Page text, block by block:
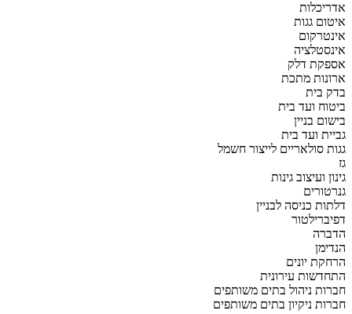
אדריכלות
איטום גגות
אינטרקום
אינסטלציה
אספקת דלק
ארונות מתכת
בדק בית
ביטוח ועד בית
בישום בניין
גביית ועד בית
גגות סולאריים לייצור חשמל
גז
גינון ועיצוב גינות
גנרטורים
דלתות כניסה לבניין
דפיברילטור
הדברה
הנדימן
הרחקת יונים
התחדשות עירונית
חברות ניהול בתים משותפים
חברות ניקיון בתים משותפים